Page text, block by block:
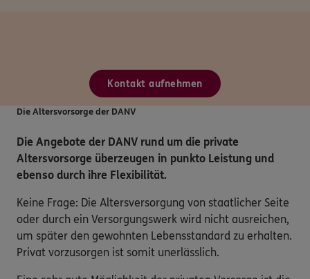
Kontakt aufnehmen
Die Altersvorsorge der DANV
Die Angebote der DANV rund um die private
Altersvorsorge überzeugen in punkto Leistung und
ebenso durch ihre Flexibilität.
Keine Frage: Die Altersversorgung von staatlicher Seite
oder durch ein Versorgungswerk wird nicht ausreichen,
um später den gewohnten Lebensstandard zu erhalten.
Privat vorzusorgen ist somit unerlässlich.